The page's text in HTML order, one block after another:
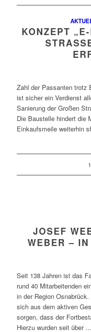
KONZEPT
Zahl der Passanten trotz
ist sicher ein Verdienst
Sanierung der Großen
Die Baustelle hindert die
Einkaufsmeile weiterhin
JOSEF
WEBER –
Seit 138 Jahren ist das
rund 40 Mitarbeitenden
in der Region
sich aus dem aktiven
sorgen, dass der
Hierzu wurden seit über ...